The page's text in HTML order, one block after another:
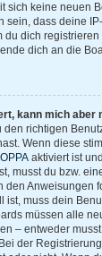
sich keine neuen
sein, dass deine
du dich
dich an die
kann mich aber
den richtigen
Wenn diese
aktiviert ist
musst du bzw.
den Anweisungen
ist, muss dein
müssen alle
– entweder
der